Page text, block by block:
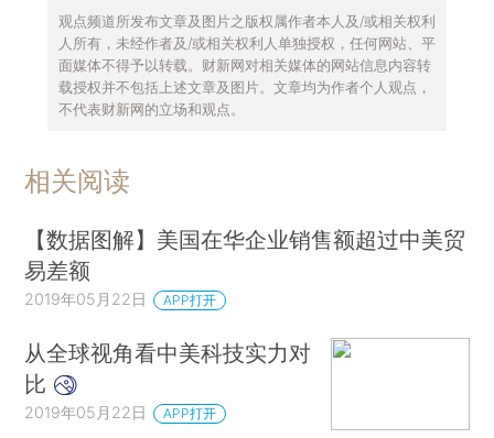
观点频道所发布文章及图片之版权属作者本人及/或相关权利
人所有，未经作者及/或相关权利人单独授权，任何网站、平
面媒体不得予以转载。财新网对相关媒体的网站信息内容转
载授权并不包括上述文章及图片。文章均为作者个人观点，
不代表财新网的立场和观点。
相关阅读
【数据图解】美国在华企业销售额超过中美贸
易差额
2019年05月22日 APP打开
从全球视角看中美科技实力对
比
2019年05月22日 APP打开